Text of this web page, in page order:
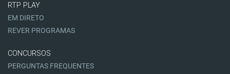
RTP PLAY
EM DIRETO
REVER PROGRAMAS
CONCURSOS
PERGUNTAS FREQUENTES